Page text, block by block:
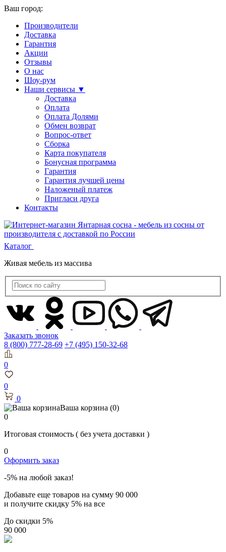
Ваш город:
Производители
Доставка
Гарантия
Акции
Отзывы
О нас
Шоу-рум
Наши сервисы ▼
Доставка
Оплата
Оплата Долями
Обмен возврат
Вопрос-ответ
Сборка
Карта покупателя
Бонусная программа
Гарантия
Гарантия лучшей цены
Наложеный платеж
Пригласи друга
Контакты
Каталог
Живая мебель из массива
Заказать звонок
8 (800) 777-28-69 +7 (495) 150-32-68
0
0
0
Ваша корзина (0)
0
Итоговая стоимость ( без учета доставки )
0
Оформить заказ
-5% на любой заказ!
Добавьте еще товаров на сумму 90 000
и получите скидку 5% на все
До скидки 5%
90 000